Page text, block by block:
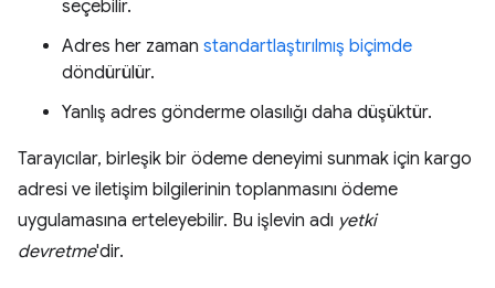
seçebilir.
Adres her zaman standartlaştırılmış biçimde
döndürülür.
Yanlış adres gönderme olasılığı daha düşüktür.
Tarayıcılar, birleşik bir ödeme deneyimi sunmak için kargo
adresi ve iletişim bilgilerinin toplanmasını ödeme
uygulamasına erteleyebilir. Bu işlevin adı yetki
devretme'dir.